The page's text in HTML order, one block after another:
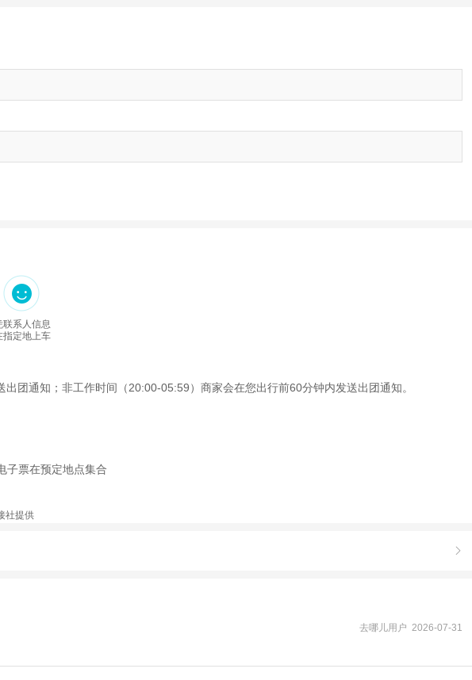
联系人信息
指定地上车
团通知；非工作时间（20:00-05:59）商家会在您出行前60分钟内发送出团通知。
子票在预定地点集合
社提供

去哪儿用户 2026-07-31